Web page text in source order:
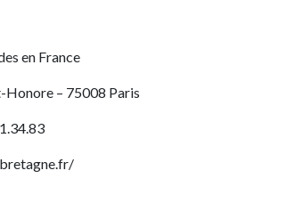
en France
Honore – 75008 Paris